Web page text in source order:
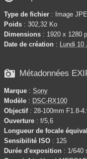
Type de fichier : Image
Poids : 302,32 Ko
Dimensions : 1920 x 1280
Date de création : Lundi
 Métadonnées
Marque : Sony
Modèle : DSC-RX100
Objectif: 28-100mm F1.8-
Ouverture : f/5,6
Longueur de focale
Sensibilité ISO : 125
Durée d'exposition : 1/640